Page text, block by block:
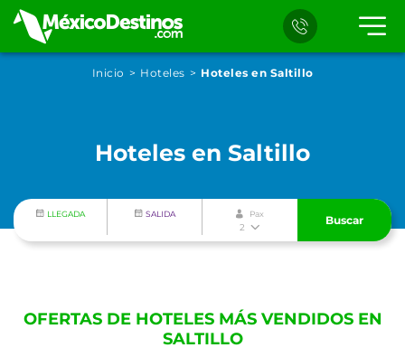
Inicio Hoteles Hoteles en Saltillo
Hoteles en Saltillo
LLEGADA SALIDA Pax
2
Buscar
OFERTAS DE HOTELES MÁS VENDIDOS EN
SALTILLO